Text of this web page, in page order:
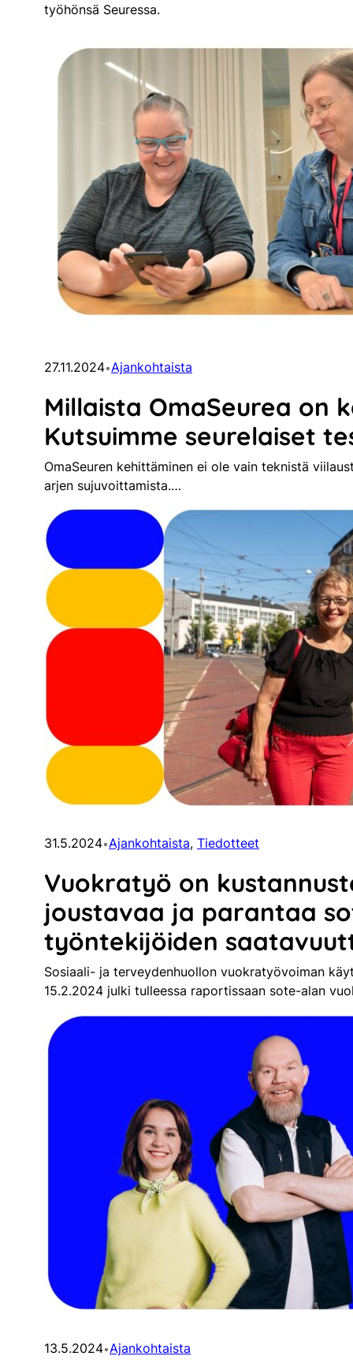
työhönsä Seuressa.
27.11.2024•Ajankohtaista
Millaista OmaSeurea on
Kutsuimme seurelaiset
OmaSeuren kehittäminen ei ole vain teknistä
arjen sujuvoittamista.…
31.5.2024•Ajankohtaista, Tiedotteet
Vuokratyö on
joustavaa ja parantaa
työntekijöiden
Sosiaali- ja terveydenhuollon vuokratyövoiman
15.2.2024 julki tulleessa raportissaan sote-alan
13.5.2024•Ajankohtaista